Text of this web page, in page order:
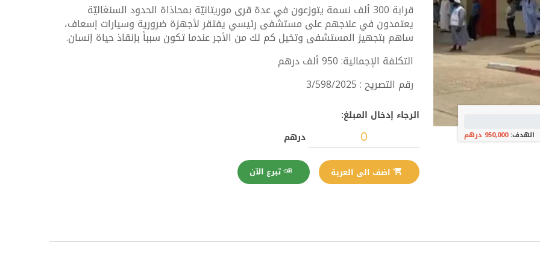
الهدف:950,000 درهم
قرابة 300 ألف نسمة يتوزعون في عدة قرى موريتانيّة بمحاذاة الحدود السنغاليّة
يعتمدون في علاجهم على مستشفى رئيسي يفتقر لأجهزة ضرورية وسيارات إسعاف،
ساهم بتجهيز المستشفى وتخيل كم لك من الأجر عندما تكون سبباً بإنقاذ حياة إنسان.
التكلفة الإجمالية: 950 ألف درهم
رقم التصريح : 3/598/2025
الرجاء إدخال المبلغ:
درهم
تبرع الآن